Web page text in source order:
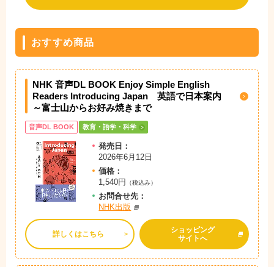
おすすめ商品
NHK 音声DL BOOK Enjoy Simple English
Readers Introducing Japan 英語で日本案内
～富士山からお好み焼きまで
音声DL BOOK 教育・語学・科学
発売日：
2026年6月12日
価格：
1,540円
（税込み）
お問合せ先：
NHK出版
詳しくはこちら
ショッピング
サイトへ